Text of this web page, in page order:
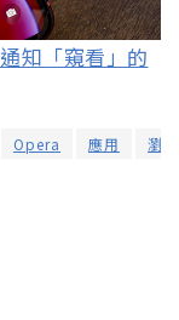
知「窺看」的
Opera 應用 瀏